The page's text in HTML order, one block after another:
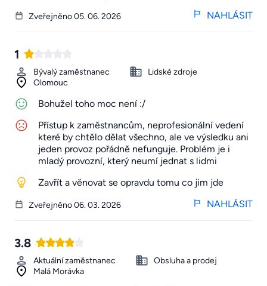
Zveřejněno 05. 06. 2026 NAHLÁSIT
1
Bývalý zaměstnanec
Lidské zdroje
Olomouc
Bohužel toho moc není :/
Přístup k zaměstnancům, neprofesionální vedení
které by chtělo dělat všechno, ale ve výsledku ani
jeden provoz pořádně nefunguje. Problém je i
mladý provozní, který neumí jednat s lidmi
Zavřít a věnovat se opravdu tomu co jim jde
Zveřejněno 06. 03. 2026 NAHLÁSIT
3.8
Aktuální zaměstnanec
Obsluha a prodej
Malá Morávka